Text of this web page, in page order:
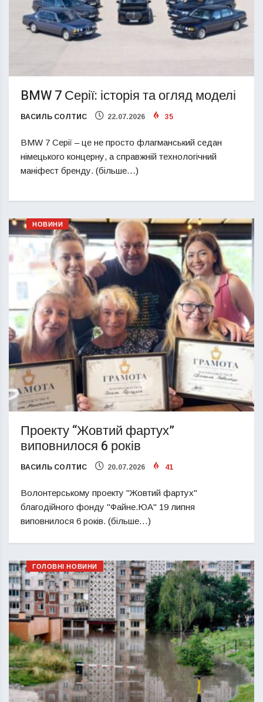
BMW 7 Серії: історія та огляд моделі
ВАСИЛЬ СОЛТИС 22.07.2026 35
BMW 7 Серії – це не просто флагманський седан
німецького концерну, а справжній технологічний
маніфест бренду. (більше…)
НОВИНИ
Проекту “Жовтий фартух”
виповнилося 6 років
ВАСИЛЬ СОЛТИС 20.07.2026 41
Волонтерському проекту "Жовтий фартух"
благодійного фонду "Файне.ЮА" 19 липня
виповнилося 6 років. (більше…)
ГОЛОВНІ НОВИНИ